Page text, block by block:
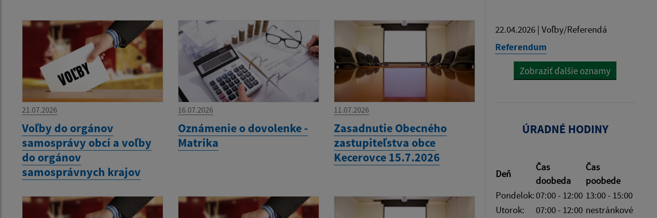
21.07.2026
Voľby do orgánov
samosprávy obcí a voľby
do orgánov
samosprávnych krajov
16.07.2026
Oznámenie o dovolenke -
Matrika
11.07.2026
Zasadnutie Obecného
zastupiteľstva obce
Kecerovce 15.7.2026
22.04.2026 | Voľby/Referendá
Referendum
Zobraziť ďalšie oznamy
ÚRADNÉ HODINY
Deň
Čas
doobeda
Čas
poobede
Pondelok:07:00 - 12:00 13:00 - 15:00
Utorok:
07:00 - 12:00 nestránkové